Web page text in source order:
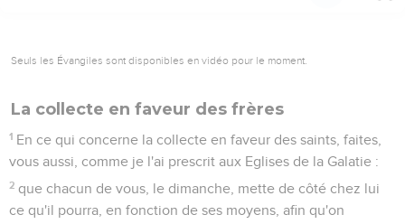
Seuls les Évangiles sont disponibles en vidéo pour le moment.
La collecte en faveur des frères
1 En ce qui concerne la collecte en faveur des saints, faites,
vous aussi, comme je l'ai prescrit aux Eglises de la Galatie :
2 que chacun de vous, le dimanche, mette de côté chez lui
ce qu'il pourra, en fonction de ses moyens, afin qu'on